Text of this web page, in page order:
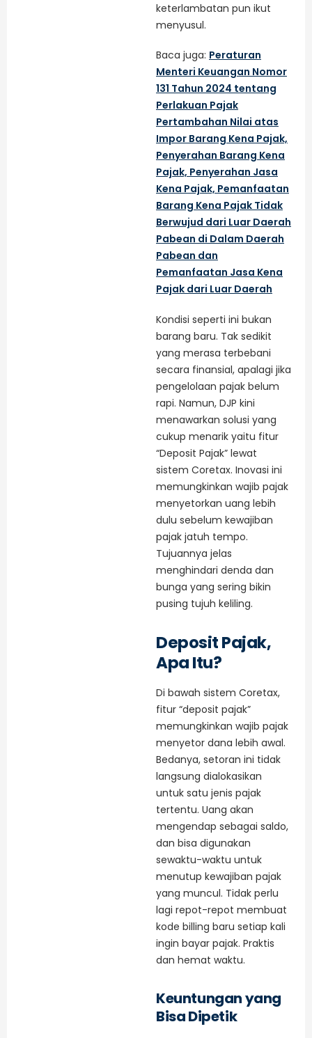
keterlambatan pun ikut
menyusul.
Baca juga: Peraturan
Menteri Keuangan Nomor
131 Tahun 2024 tentang
Perlakuan Pajak
Pertambahan Nilai atas
Impor Barang Kena Pajak,
Penyerahan Barang Kena
Pajak, Penyerahan Jasa
Kena Pajak, Pemanfaatan
Barang Kena Pajak Tidak
Berwujud dari Luar Daerah
Pabean di Dalam Daerah
Pabean dan
Pemanfaatan Jasa Kena
Pajak dari Luar Daerah
Kondisi seperti ini bukan
barang baru. Tak sedikit
yang merasa terbebani
secara finansial, apalagi jika
pengelolaan pajak belum
rapi. Namun, DJP kini
menawarkan solusi yang
cukup menarik yaitu fitur
“Deposit Pajak” lewat
sistem Coretax. Inovasi ini
memungkinkan wajib pajak
menyetorkan uang lebih
dulu sebelum kewajiban
pajak jatuh tempo.
Tujuannya jelas
menghindari denda dan
bunga yang sering bikin
pusing tujuh keliling.
Deposit Pajak,
Apa Itu?
Di bawah sistem Coretax,
fitur “deposit pajak”
memungkinkan wajib pajak
menyetor dana lebih awal.
Bedanya, setoran ini tidak
langsung dialokasikan
untuk satu jenis pajak
tertentu. Uang akan
mengendap sebagai saldo,
dan bisa digunakan
sewaktu-waktu untuk
menutup kewajiban pajak
yang muncul. Tidak perlu
lagi repot-repot membuat
kode billing baru setiap kali
ingin bayar pajak. Praktis
dan hemat waktu.
Keuntungan yang
Bisa Dipetik